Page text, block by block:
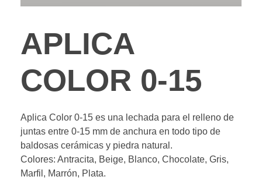
APLICA
COLOR 0-15
Aplica Color 0-15 es una lechada para el relleno de
juntas entre 0-15 mm de anchura en todo tipo de
baldosas cerámicas y piedra natural.
Colores: Antracita, Beige, Blanco, Chocolate, Gris,
Marfil, Marrón, Plata.